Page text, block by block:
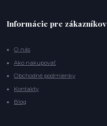
Informácie pre zákazníkov
O nás
Ako nakupovať
Obchodné podmienky
Kontakty
Blog